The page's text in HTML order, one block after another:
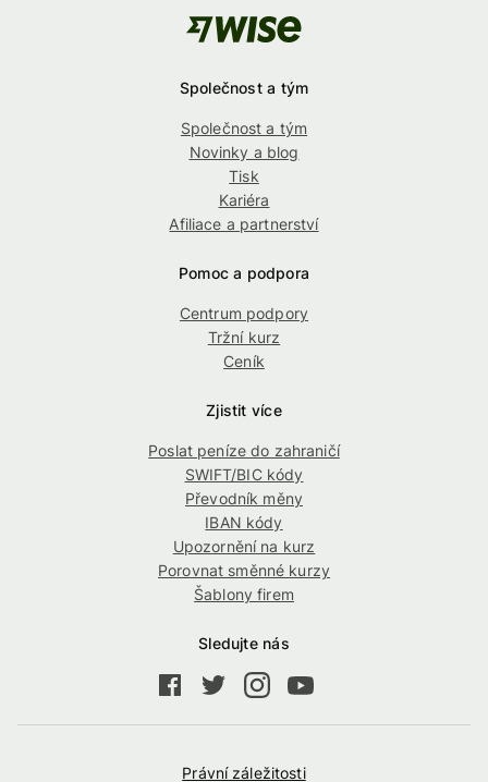
Společnost a tým
Společnost a tým
Novinky a blog
Tisk
Kariéra
Afiliace a partnerství
Pomoc a podpora
Centrum podpory
Tržní kurz
Ceník
Zjistit více
Poslat peníze do zahraničí
SWIFT/BIC kódy
Převodník měny
IBAN kódy
Upozornění na kurz
Porovnat směnné kurzy
Šablony firem
Sledujte nás
Právní záležitosti